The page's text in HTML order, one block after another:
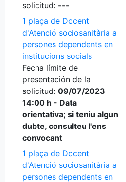
solicitud: ---
1 plaça de Docent
d'Atenció sociosanitària a
persones dependents en
institucions socials
Fecha límite de
presentación de la
solicitud: 09/07/2023
14:00 h - Data
orientativa; si teniu algun
dubte, consulteu l'ens
convocant
1 plaça de Docent
d'Atenció sociosanitària a
persones dependents en